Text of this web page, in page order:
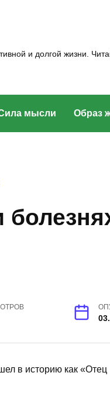
и долгой жизни.
мысли Образ
в историю как «Отец